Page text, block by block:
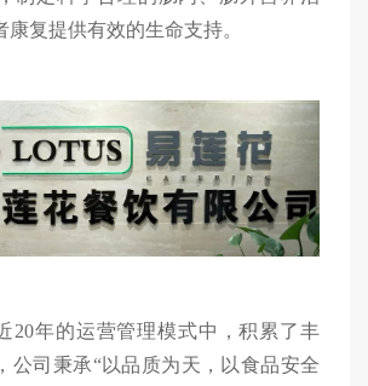
复提供有效的生命支持。
20年的运营管理模式中，积累了丰
公司 秉承“以品质为天，以食品安全